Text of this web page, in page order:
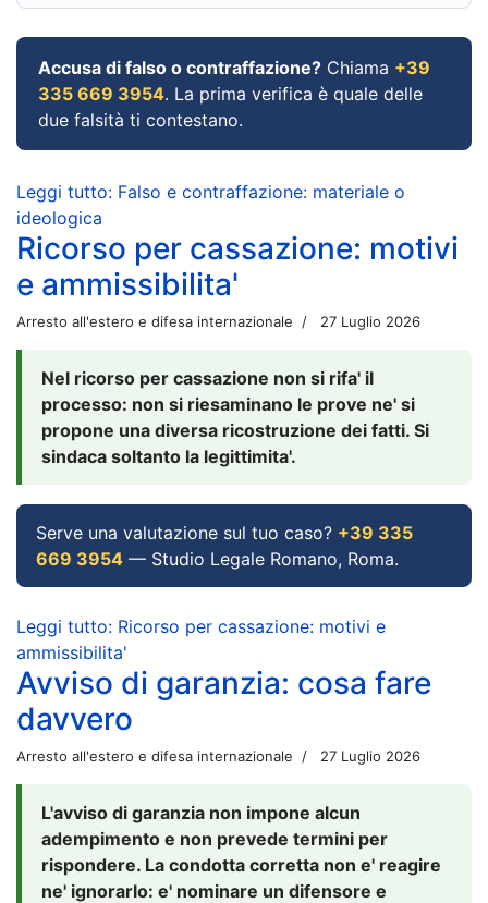
Accusa di falso o contraffazione? Chiama +39
335 669 3954. La prima verifica è quale delle
due falsità ti contestano.
Leggi tutto: Falso e contraffazione: materiale o
ideologica
Ricorso per cassazione: motivi
e ammissibilita'
Arresto all'estero e difesa internazionale 27 Luglio 2026
Nel ricorso per cassazione non si rifa' il
processo: non si riesaminano le prove ne' si
propone una diversa ricostruzione dei fatti. Si
sindaca soltanto la legittimita'.
Serve una valutazione sul tuo caso? +39 335
669 3954 — Studio Legale Romano, Roma.
Leggi tutto: Ricorso per cassazione: motivi e
ammissibilita'
Avviso di garanzia: cosa fare
davvero
Arresto all'estero e difesa internazionale 27 Luglio 2026
L'avviso di garanzia non impone alcun
adempimento e non prevede termini per
rispondere. La condotta corretta non e' reagire
ne' ignorarlo: e' nominare un difensore e